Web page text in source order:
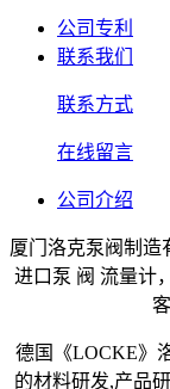
公司专利
联系我们
联系方式
在线留言
公司介绍
厦门洛克泵阀制造
进口泵 阀 流量计
德国《LOCKE》
的材料研发,产品